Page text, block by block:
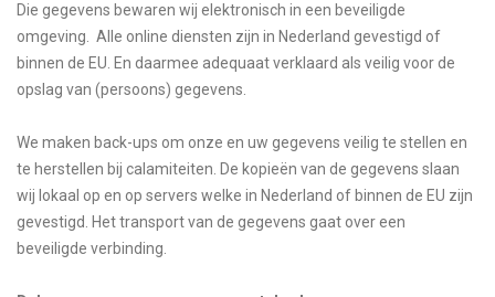
Die gegevens bewaren wij elektronisch in een beveiligde
omgeving. Alle online diensten zijn in Nederland gevestigd of
binnen de EU. En daarmee adequaat verklaard als veilig voor de
opslag van (persoons) gegevens.
We maken back-ups om onze en uw gegevens veilig te stellen en
te herstellen bij calamiteiten. De kopieën van de gegevens slaan
wij lokaal op en op servers welke in Nederland of binnen de EU zijn
gevestigd. Het transport van de gegevens gaat over een
beveiligde verbinding.